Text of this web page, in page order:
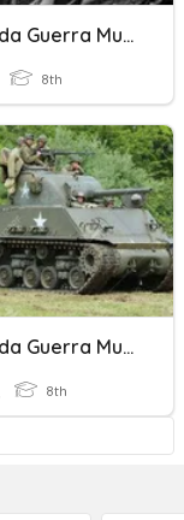
Segunda Guerra Mundial
8th
Segunda Guerra Mundial
8th